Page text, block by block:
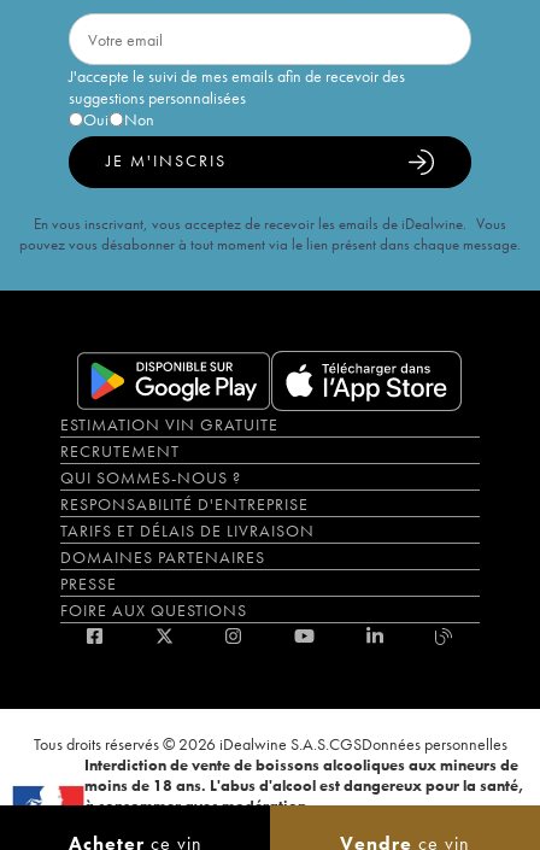
Acheter ce vin Vendre ce vin
J'accepte le suivi de mes emails afin de recevoir des
suggestions personnalisées
Oui
Non
JE M'INSCRIS
En vous inscrivant, vous acceptez de recevoir les emails de iDealwine. Vous
pouvez vous désabonner à tout moment via le lien présent dans chaque message.
ESTIMATION VIN GRATUITE
RECRUTEMENT
QUI SOMMES-NOUS ?
RESPONSABILITÉ D'ENTREPRISE
TARIFS ET DÉLAIS DE LIVRAISON
DOMAINES PARTENAIRES
PRESSE
FOIRE AUX QUESTIONS
Tous droits réservés © 2026 iDealwine S.A.S.CGSDonnées personnelles
Interdiction de vente de boissons alcooliques aux mineurs de
moins de 18 ans. L'abus d'alcool est dangereux pour la santé,
à consommer avec modération.